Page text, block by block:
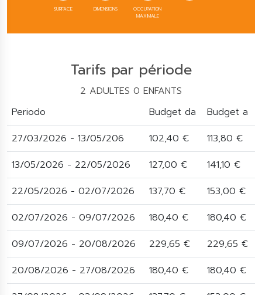
SURFACE DIMENSIONS
OCCUPATION
MAXIMALE
Tarifs par période
2 ADULTES 0 ENFANTS
Periodo
Budget da
Budget a
27/03/2026 - 13/05/206
102,40 €
113,80 €
13/05/2026 - 22/05/2026
127,00 €
141,10 €
22/05/2026 - 02/07/2026
137,70 €
153,00 €
02/07/2026 - 09/07/2026
180,40 €
180,40 €
09/07/2026 - 20/08/2026
229,65 €
229,65 €
20/08/2026 - 27/08/2026
180,40 €
180,40 €